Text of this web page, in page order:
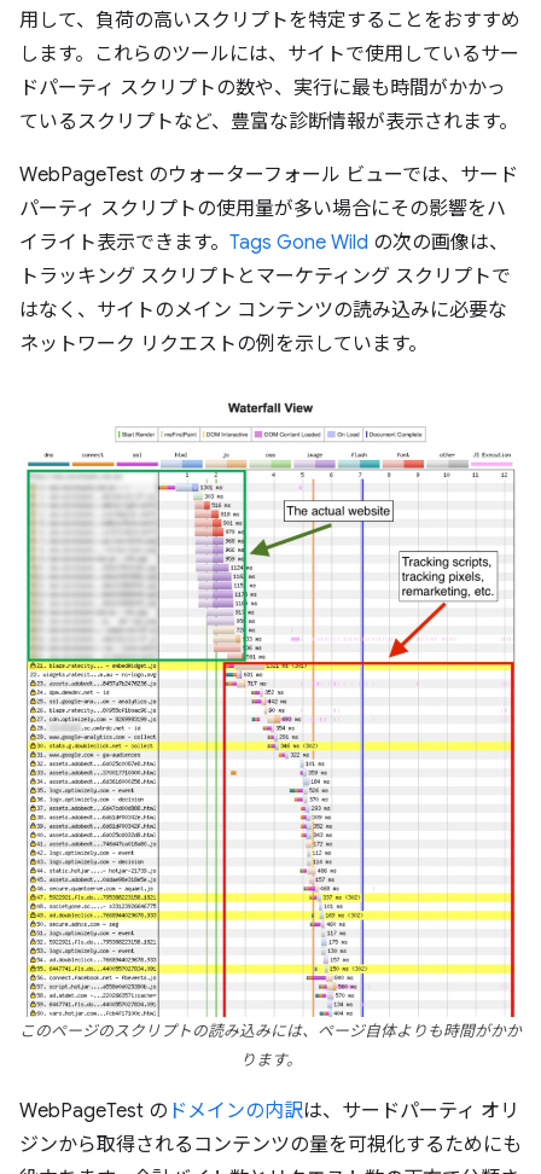
用して、負荷の高いスクリプトを特定することをおすすめ
します。これらのツールには、サイトで使用しているサー
ドパーティ スクリプトの数や、実行に最も時間がかかっ
ているスクリプトなど、豊富な診断情報が表示されます。
WebPageTest のウォーターフォール ビューでは、サード
パーティ スクリプトの使用量が多い場合にその影響をハ
イライト表示できます。 Tags Gone Wild の次の画像は、
トラッキング スクリプトとマーケティング スクリプトで
はなく、サイトのメイン コンテンツの読み込みに必要な
ネットワーク リクエストの例を示しています。
このページのスクリプトの読み込みには、ページ自体よりも時間がかか
ります。
WebPageTest の ドメインの内訳は、サードパーティ オリ
ジンから取得されるコンテンツの量を可視化するためにも